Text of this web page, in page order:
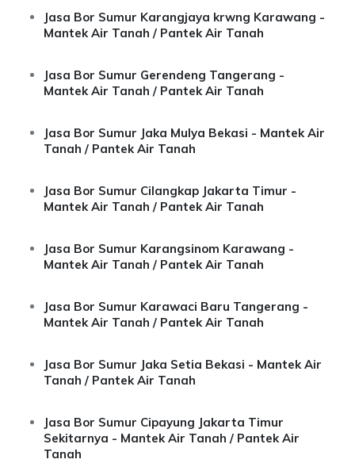
Jasa Bor Sumur Karangjaya krwng Karawang -
Mantek Air Tanah / Pantek Air Tanah
Jasa Bor Sumur Gerendeng Tangerang -
Mantek Air Tanah / Pantek Air Tanah
Jasa Bor Sumur Jaka Mulya Bekasi - Mantek Air
Tanah / Pantek Air Tanah
Jasa Bor Sumur Cilangkap Jakarta Timur -
Mantek Air Tanah / Pantek Air Tanah
Jasa Bor Sumur Karangsinom Karawang -
Mantek Air Tanah / Pantek Air Tanah
Jasa Bor Sumur Karawaci Baru Tangerang -
Mantek Air Tanah / Pantek Air Tanah
Jasa Bor Sumur Jaka Setia Bekasi - Mantek Air
Tanah / Pantek Air Tanah
Jasa Bor Sumur Cipayung Jakarta Timur
Sekitarnya - Mantek Air Tanah / Pantek Air
Tanah